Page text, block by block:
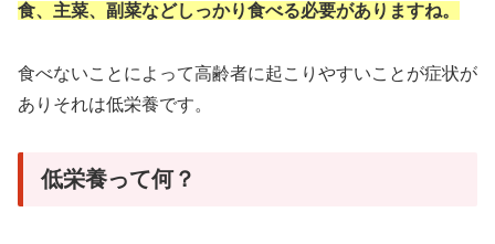
食、主菜、副菜などしっかり食べる必要がありますね。
食べないことによって高齢者に起こりやすいことが症状が
ありそれは低栄養です。
低栄養って何？